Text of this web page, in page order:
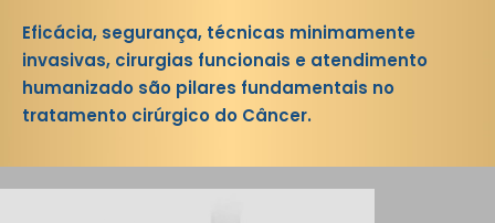
Eficácia, segurança, técnicas minimamente
invasivas, cirurgias funcionais e atendimento
humanizado são pilares fundamentais no
tratamento cirúrgico do Câncer.